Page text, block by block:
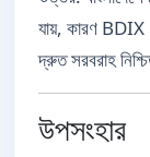
যায়, কারণ
দ্রুত সরবরাহ
উপসংহার